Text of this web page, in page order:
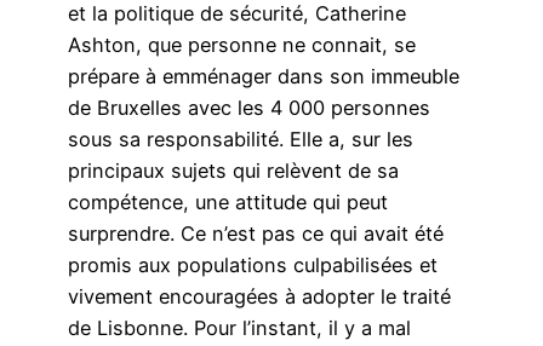
et la politique de sécurité, Catherine
Ashton, que personne ne connait, se
prépare à emménager dans son immeuble
de Bruxelles avec les 4 000 personnes
sous sa responsabilité. Elle a, sur les
principaux sujets qui relèvent de sa
compétence, une attitude qui peut
surprendre. Ce n’est pas ce qui avait été
promis aux populations culpabilisées et
vivement encouragées à adopter le traité
de Lisbonne. Pour l’instant, il y a mal